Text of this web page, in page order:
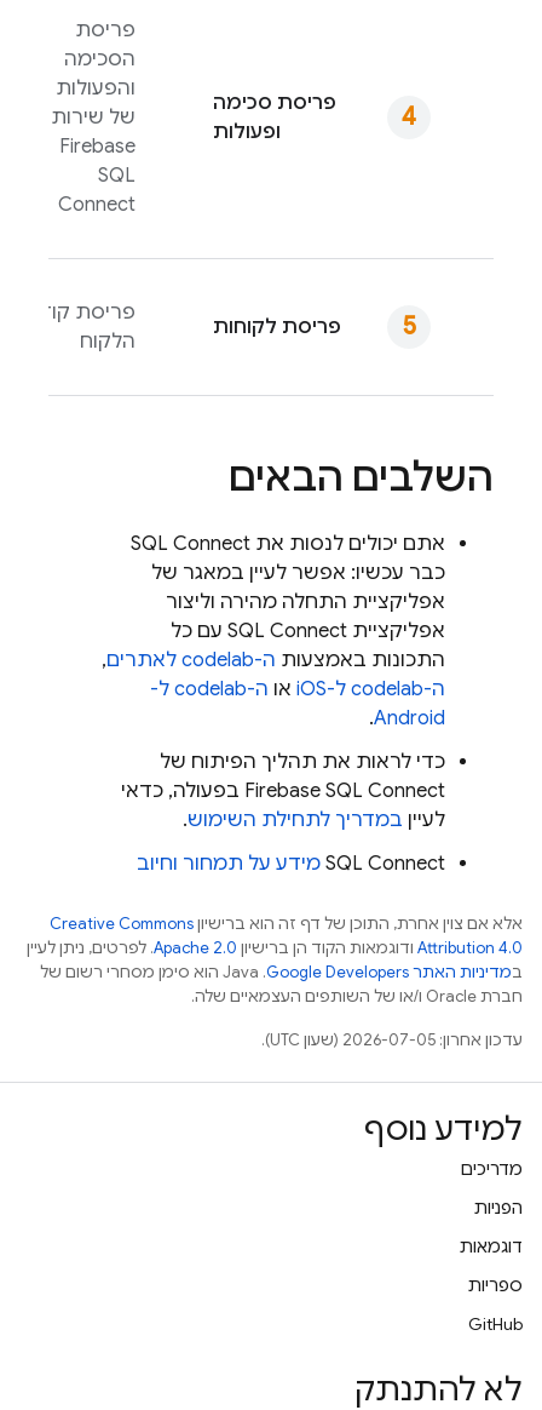
פריסת סכימה
ופעולות
פריסת
הסכימה
והפעולות
של שירות
Firebase
SQL
Connect
פריסת לקוחות
פריסת קוד
הלקוח
השלבים הבאים
אתם יכולים לנסות את SQL Connect
כבר עכשיו: אפשר לעיין במאגר של
אפליקציית התחלה מהירה וליצור
אפליקציית SQL Connect עם כל
התכונות באמצעות ה-codelab לאתרים
,
ה-codelab ל-iOS
או
ה-codelab ל-
Android
.
כדי לראות את תהליך הפיתוח של
Firebase SQL Connect בפעולה, כדאי
לעיין במדריך לתחילת השימוש.
SQL Connect מידע על תמחור וחיוב
אלא אם צוין אחרת, התוכן של דף זה הוא ברישיוןCreative Commons
Attribution 4.0 ודוגמאות הקוד הן ברישיון Apache 2.0. לפרטים, ניתן לעיין
במדיניות האתר Google Developers‏
.‏ Java הוא סימן מסחרי רשום של
חברת Oracle ו/או של השותפים העצמאיים שלה.
עדכון אחרון: 2026-07-05 (שעון UTC).
למידע נוסף
מדריכים
הפניות
דוגמאות
ספריות
GitHub
לא להתנתק